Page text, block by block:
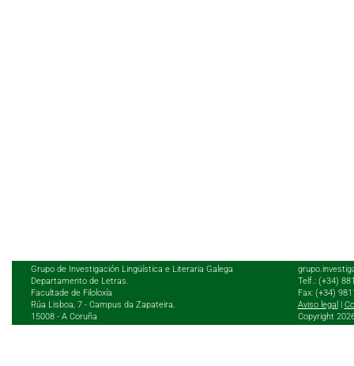
Grupo de Investigación Lingüística e Literaria Galega
Departamento de Letras.
Facultade de Filoloxía
Rúa Lisboa, 7 - Campus da Zapateira,
15008 - A Coruña
Telf.: (+34)
Fax: (+34)
Aviso legal
Copyright